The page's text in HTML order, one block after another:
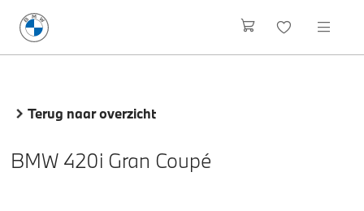
Terug naar overzicht
BMW 420i Gran Coupé